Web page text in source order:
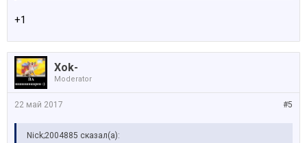
+1
Xok-
Moderator
#5
22 май 2017
Nick;2004885 сказал(а):